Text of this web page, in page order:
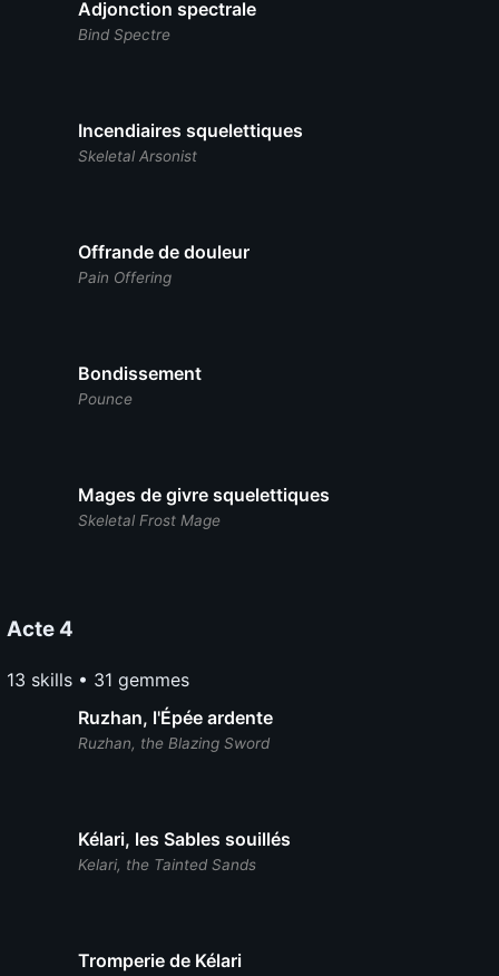
Adjonction spectrale
Bind Spectre
Incendiaires squelettiques
Skeletal Arsonist
Offrande de douleur
Pain Offering
Bondissement
Pounce
Mages de givre squelettiques
Skeletal Frost Mage
Acte 4
13 skills • 31 gemmes
Ruzhan, l'Épée ardente
Ruzhan, the Blazing Sword
Kélari, les Sables souillés
Kelari, the Tainted Sands
Tromperie de Kélari